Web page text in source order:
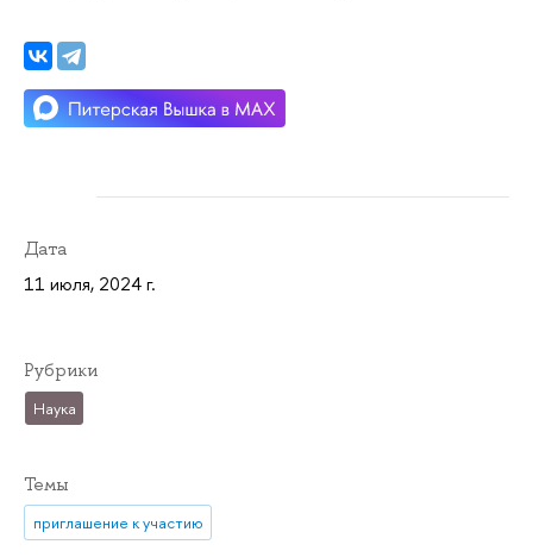
Дата
11 июля, 2024 г.
Рубрики
Наука
Темы
приглашение к участию